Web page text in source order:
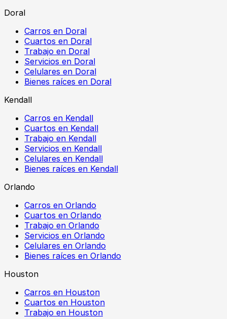
Doral
Carros en Doral
Cuartos en Doral
Trabajo en Doral
Servicios en Doral
Celulares en Doral
Bienes raíces en Doral
Kendall
Carros en Kendall
Cuartos en Kendall
Trabajo en Kendall
Servicios en Kendall
Celulares en Kendall
Bienes raíces en Kendall
Orlando
Carros en Orlando
Cuartos en Orlando
Trabajo en Orlando
Servicios en Orlando
Celulares en Orlando
Bienes raíces en Orlando
Houston
Carros en Houston
Cuartos en Houston
Trabajo en Houston